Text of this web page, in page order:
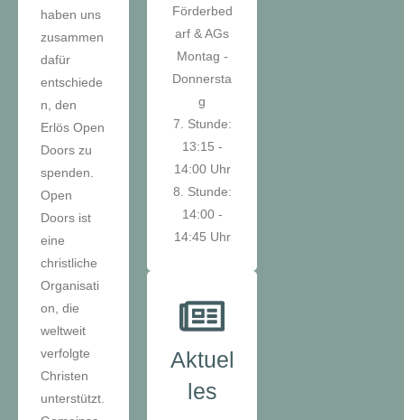
Förderbed
arf & AGs
Montag -
Donnersta
g
7. Stunde:
13:15 -
14:00 Uhr
8. Stunde:
14:00 -
14:45 Uhr
Aktuel
les
haben uns
zusammen
dafür
entschiede
n, den
Erlös Open
Doors zu
spenden.
Open
Doors ist
eine
christliche
Organisati
on, die
weltweit
verfolgte
Christen
unterstützt.